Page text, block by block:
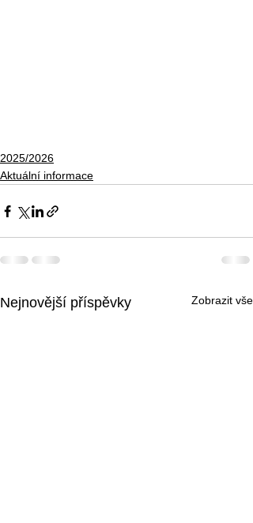
2025/2026
Aktuální informace
Nejnovější příspěvky Zobrazit vše